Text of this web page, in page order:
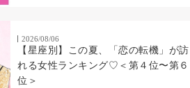
2026/08/06
【星座別】この夏、「恋の転機」が訪
れる女性ランキング♡＜第４位〜第６
位＞